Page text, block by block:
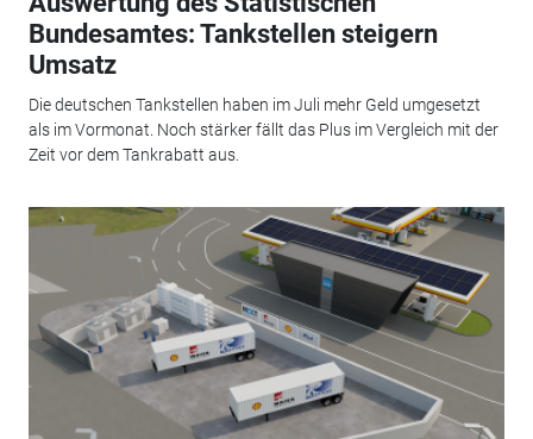
Bundesamtes: Tankstellen steigern
Umsatz
Die deutschen Tankstellen haben im Juli mehr Geld umgesetzt
als im Vormonat. Noch stärker fällt das Plus im Vergleich mit der
Zeit vor dem Tankrabatt aus.